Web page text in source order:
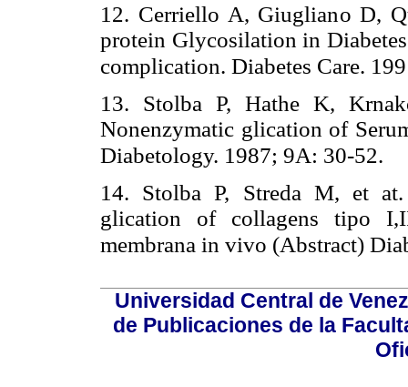
12. Cerriello A, Giugliano D,
protein Glycosilation in
complication. Diabetes Care.
13. Stolba P, Hathe K,
Nonenzymatic glication of
Diabetology. 1987; 9A: 30-52.
14. Stolba P, Streda M, et
glication of collagens tipo
membrana in vivo (Abstract)
Universidad Central de
de Publicaciones de la